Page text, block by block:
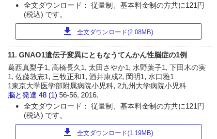
全文ダウンロード： 従量制、基本料金制の方共に121円
(税込) です。
download 全文ダウンロード(2.08MB)
11. GNAO1遺伝子変異にともなうてんかん性脳症の1例
葛西真梨子1, 高橋長久1, 太田さやか1, 水野葉子1, 下田木の実
1, 佐藤敦志1, 三牧正和1, 酒井康成2, 岡明1, 水口雅1
1東京大学医学部附属病院小児科, 2九州大学病院小児科
脳と発達 48 (1)56-56, 2016.
全文ダウンロード： 従量制、基本料金制の方共に121円
(税込) です。
download 全文ダウンロード(1.19MB)